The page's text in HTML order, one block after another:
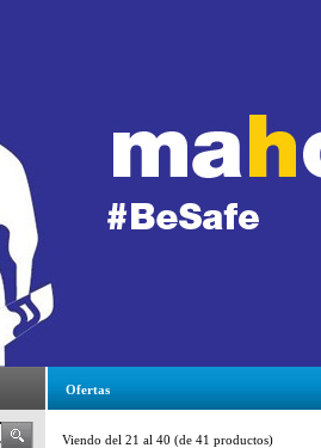
Ofertas
Viendo del 21 al 40 (de 41 productos)